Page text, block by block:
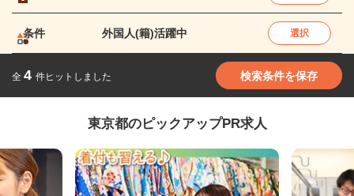
条件 外国人(籍)活躍中 選択
全 4 件ヒットしました 検索条件を保存
東京都のピックアップPR求人